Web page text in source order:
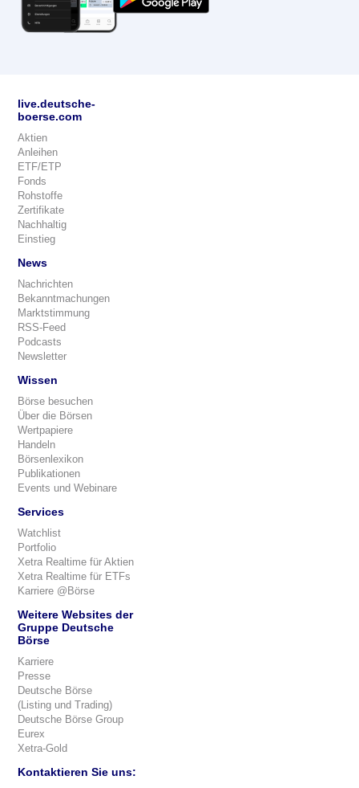
live.deutsche-
boerse.com
Aktien
Anleihen
ETF/ETP
Fonds
Rohstoffe
Zertifikate
Nachhaltig
Einstieg
News
Nachrichten
Bekanntmachungen
Marktstimmung
RSS-Feed
Podcasts
Newsletter
Wissen
Börse besuchen
Über die Börsen
Wertpapiere
Handeln
Börsenlexikon
Publikationen
Events und Webinare
Services
Watchlist
Portfolio
Xetra Realtime für Aktien
Xetra Realtime für ETFs
Karriere @Börse
Weitere Websites der
Gruppe Deutsche
Börse
Karriere
Presse
Deutsche Börse
(Listing und Trading)
Deutsche Börse Group
Eurex
Xetra-Gold
Kontaktieren Sie uns: